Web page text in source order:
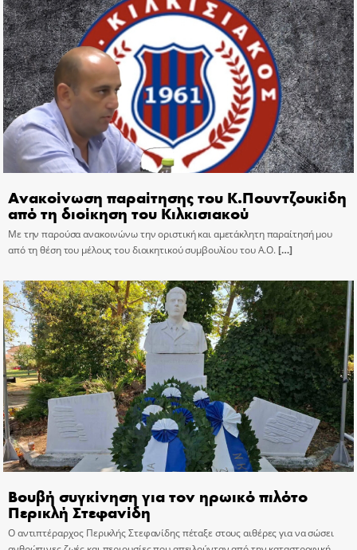
Ανακοίνωση παραίτησης του Κ.Πουντζουκίδη
από τη διοίκηση του Κιλκισιακού
Με την παρούσα ανακοινώνω την οριστική και αμετάκλητη παραίτησή μου
από τη θέση του μέλους του διοικητικού συμβουλίου του Α.Ο.[…]
Βουβή συγκίνηση για τον ηρωικό πιλότο
Περικλή Στεφανίδη
Ο αντιπτέραρχος Περικλής Στεφανίδης πέταξε στους αιθέρες για να σώσει